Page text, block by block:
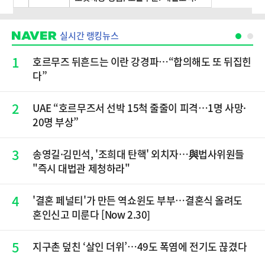
실시간 랭킹뉴스
1
호르무즈 뒤흔드는 이란 강경파…“합의해도 또 뒤집힌
다”
2
UAE “호르무즈서 선박 15척 줄줄이 피격…1명 사망·
20명 부상”
3
송영길·김민석, '조희대 탄핵' 외치자…與법사위원들
"즉시 대법관 제청하라"
4
'결혼 페널티'가 만든 역쇼윈도 부부…결혼식 올려도
혼인신고 미룬다 [Now 2.30]
5 지구촌 덮친 ‘살인 더위’…49도 폭염에 전기도 끊겼다